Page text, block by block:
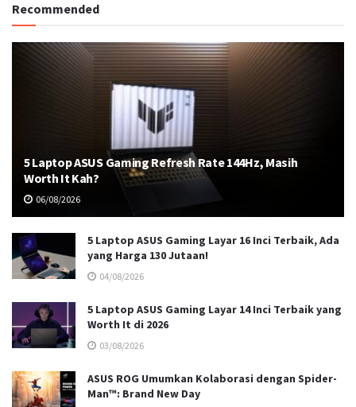
Recommended
5 Laptop ASUS Gaming Refresh Rate 144Hz, Masih
Worth It Kah?
06/08/2026
5 Laptop ASUS Gaming Layar 16 Inci Terbaik, Ada
yang Harga 130 Jutaan!
04/08/2026
5 Laptop ASUS Gaming Layar 14 Inci Terbaik yang
Worth It di 2026
03/08/2026
ASUS ROG Umumkan Kolaborasi dengan Spider-
Man™: Brand New Day